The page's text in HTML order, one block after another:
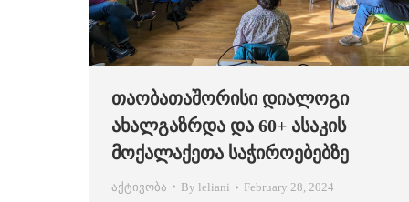
თაობათაშორისი დიალოგი
ახალგაზრდა და 60+ ასაკის
მოქალაქეთა საჭიროებებზე
აქტივობა By leliani February 28, 2024